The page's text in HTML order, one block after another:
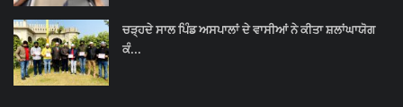
ਚੜ੍ਹਦੇ ਸਾਲ ਪਿੰਡ ਅਸਪਾਲਾਂ ਦੇ ਵਾਸੀਆਂ ਨੇ ਕੀਤਾ ਸ਼ਲਾਂਘਾਯੋਗ
ਕੰ...